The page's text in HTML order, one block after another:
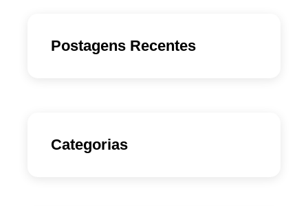
Postagens Recentes
Categorias